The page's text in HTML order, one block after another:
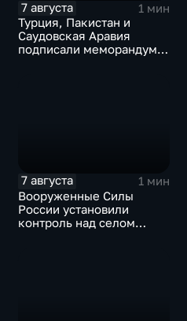
7 августа
1 мин
Турция, Пакистан и
Саудовская Аравия
подписали меморандум о
7 августа
1 мин
Вооруженные Силы
России установили
контроль над селом